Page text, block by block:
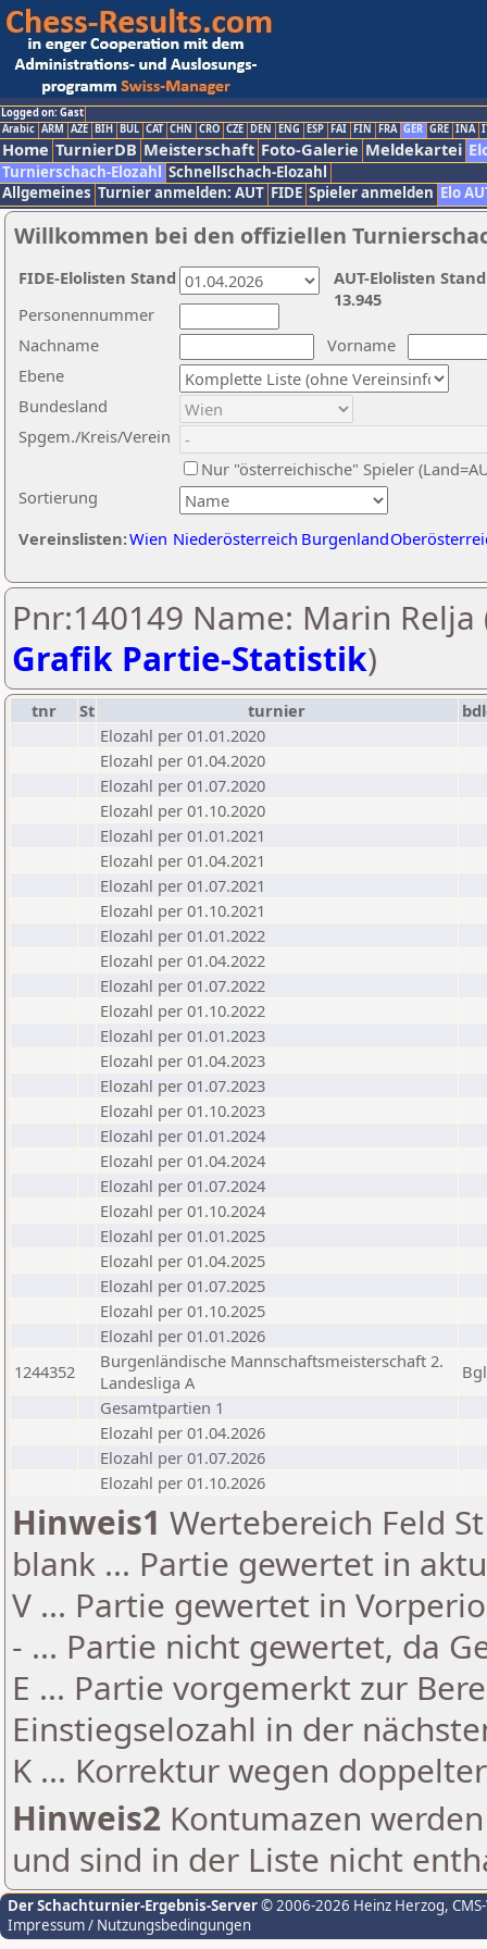
Logged on: Gast
Arabic ARM AZE BIH BUL CAT CHN CRO CZE DEN ENG ESP FAI FIN FRA GER GRE INA
Home TurnierDB Meisterschaft Foto-Galerie Meldekartei
Turnierschach-Elozahl Schnellschach-Elozahl
Allgemeines Turnier anmelden: AUT FIDE Spieler anmelden Elo
Willkommen bei den offiziellen
Nachname
Vorname
Ebene
Sortierung
Personennummer
Bundesland
Spgem./Kreis/Verein
Nur "österreichische" Spieler
Vereinslisten:Wien Niederösterreich Burgenland
AUT-Elolisten
13.945
FIDE-Elolisten Stand
Pnr:140149 Name: Marin Relja
Grafik Partie-Statistik)
tnr St turnier
Elozahl per 01.01.2020
Elozahl per 01.04.2020
Elozahl per 01.07.2020
Elozahl per 01.10.2020
Elozahl per 01.01.2021
Elozahl per 01.04.2021
Elozahl per 01.07.2021
Elozahl per 01.10.2021
Elozahl per 01.01.2022
Elozahl per 01.04.2022
Elozahl per 01.07.2022
Elozahl per 01.10.2022
Elozahl per 01.01.2023
Elozahl per 01.04.2023
Elozahl per 01.07.2023
Elozahl per 01.10.2023
Elozahl per 01.01.2024
Elozahl per 01.04.2024
Elozahl per 01.07.2024
Elozahl per 01.10.2024
Elozahl per 01.01.2025
Elozahl per 01.04.2025
Elozahl per 01.07.2025
Elozahl per 01.10.2025
Elozahl per 01.01.2026
1244352
Burgenländische Mannschaftsmeisterschaft 2.
Landesliga A
Gesamtpartien 1
Elozahl per 01.04.2026
Elozahl per 01.07.2026
Elozahl per 01.10.2026
Hinweis1 Wertebereich Feld
blank ... Partie gewertet in
V ... Partie gewertet in
- ... Partie nicht gewertet, da
E ... Partie vorgemerkt zur
Einstiegselozahl in der
K ... Korrektur wegen
Hinweis2 Kontumazen
und sind in der Liste nicht
Der Schachturnier-Ergebnis-Server© 2006-2026 Heinz Herzog,
Impressum / Nutzungsbedingungen